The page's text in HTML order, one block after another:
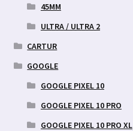
45MM
ULTRA / ULTRA 2
CARTUR
GOOGLE
GOOGLE PIXEL 10
GOOGLE PIXEL 10 PRO
GOOGLE PIXEL 10 PRO XL